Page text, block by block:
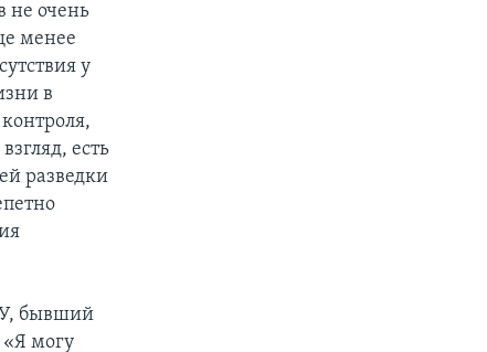
не очень
менее
у
в
есть
разведки
бывший
могу